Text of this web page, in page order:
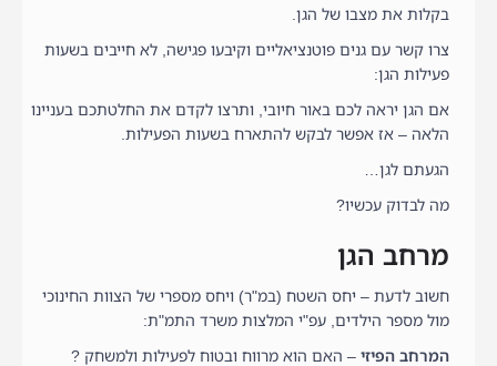
בקלות את מצבו של הגן.
צרו קשר עם גנים פוטנציאליים וקיבעו פגישה, לא חייבים בשעות
פעילות הגן:
אם הגן יראה לכם באור חיובי, ותרצו לקדם את החלטתכם בעניינו
הלאה – אז אפשר לבקש להתארח בשעות הפעילות.
הגעתם לגן…
מה לבדוק עכשיו?
מרחב הגן
חשוב לדעת – יחס השטח (במ"ר) ויחס מספרי של הצוות החינוכי
מול מספר הילדים, עפ"י המלצות משרד התמ"ת:
המרחב הפיזי– האם הוא מרווח ובטוח לפעילות ולמשחק ?